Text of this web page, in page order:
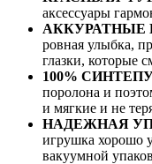
аксессуары
АККУРАТНЫЕ
ровная улыбка,
глазки, которые
100%
поролона и
и мягкие и не
НАДЕЖНАЯ
игрушка хорошо
вакуумной